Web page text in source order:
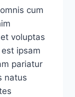
cum
voluptas
ipsam
pariatur
natus